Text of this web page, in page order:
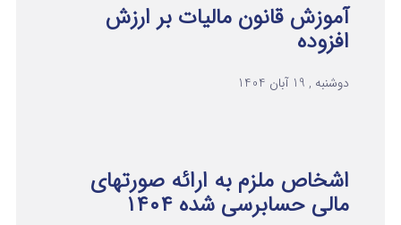
آموزش قانون مالیات بر ارزش
افزوده
دوشنبه , 19 آبان 1404
اشخاص ملزم به ارائه صورتهای
مالی حسابرسی شده ۱۴۰۴